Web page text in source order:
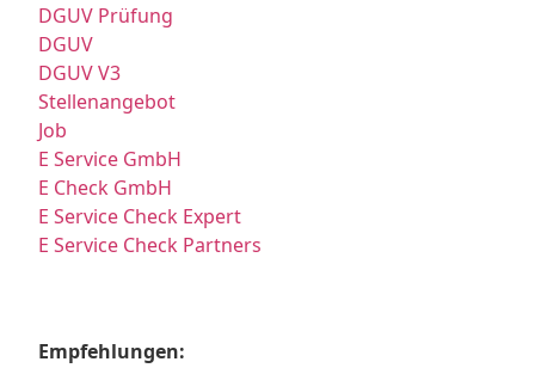
DGUV Prüfung
DGUV
DGUV V3
Stellenangebot
Job
E Service GmbH
E Check GmbH
E Service Check Expert
E Service Check Partners
Empfehlungen: